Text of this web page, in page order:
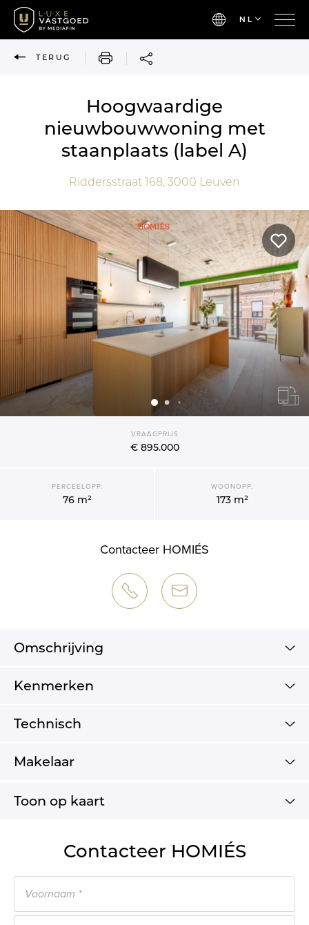
NL
TERUG AFDRUKKEN
Hoogwaardige
nieuwbouwwoning met
staanplaats (label A)
Riddersstraat 168, 3000 Leuven
VRAAGPRIJS
€ 895.000
PERCEELOPP.
76 m²
WOONOPP.
173 m²
Contacteer HOMIÉS
Omschrijving
Kenmerken
Technisch
Makelaar
Toon op kaart
Contacteer HOMIÉS